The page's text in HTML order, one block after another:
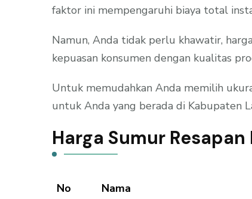
faktor ini mempengaruhi biaya total
Namun, Anda tidak perlu khawatir,
kepuasan konsumen dengan kualitas
Untuk memudahkan Anda memilih
untuk Anda yang berada di Kabupaten
Harga Sumur
No Nama